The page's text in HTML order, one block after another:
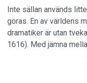
Inte sällan används
göras. En av världens
dramatiker är utan
1616). Med jämna